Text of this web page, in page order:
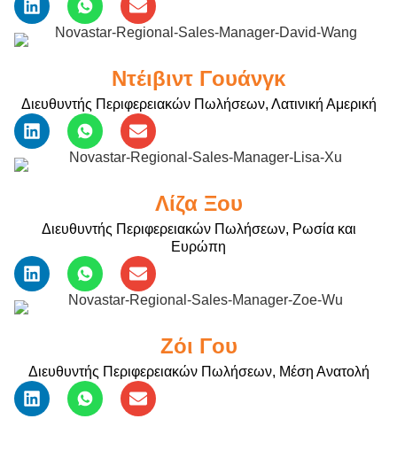
Ντέιβιντ Γουάνγκ
Διευθυντής Περιφερειακών Πωλήσεων, Λατινική Αμερική
Λίζα Ξου
Διευθυντής Περιφερειακών Πωλήσεων, Ρωσία και
Ευρώπη
Ζόι Γου
Διευθυντής Περιφερειακών Πωλήσεων, Μέση Ανατολή